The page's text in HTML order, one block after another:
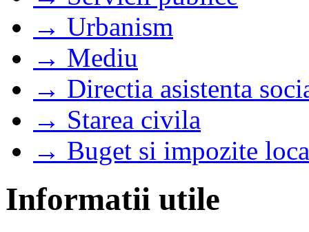
→ Urbanism
→ Mediu
→ Directia asistenta
→ Starea civila
→ Buget si impozite
Informatii utile